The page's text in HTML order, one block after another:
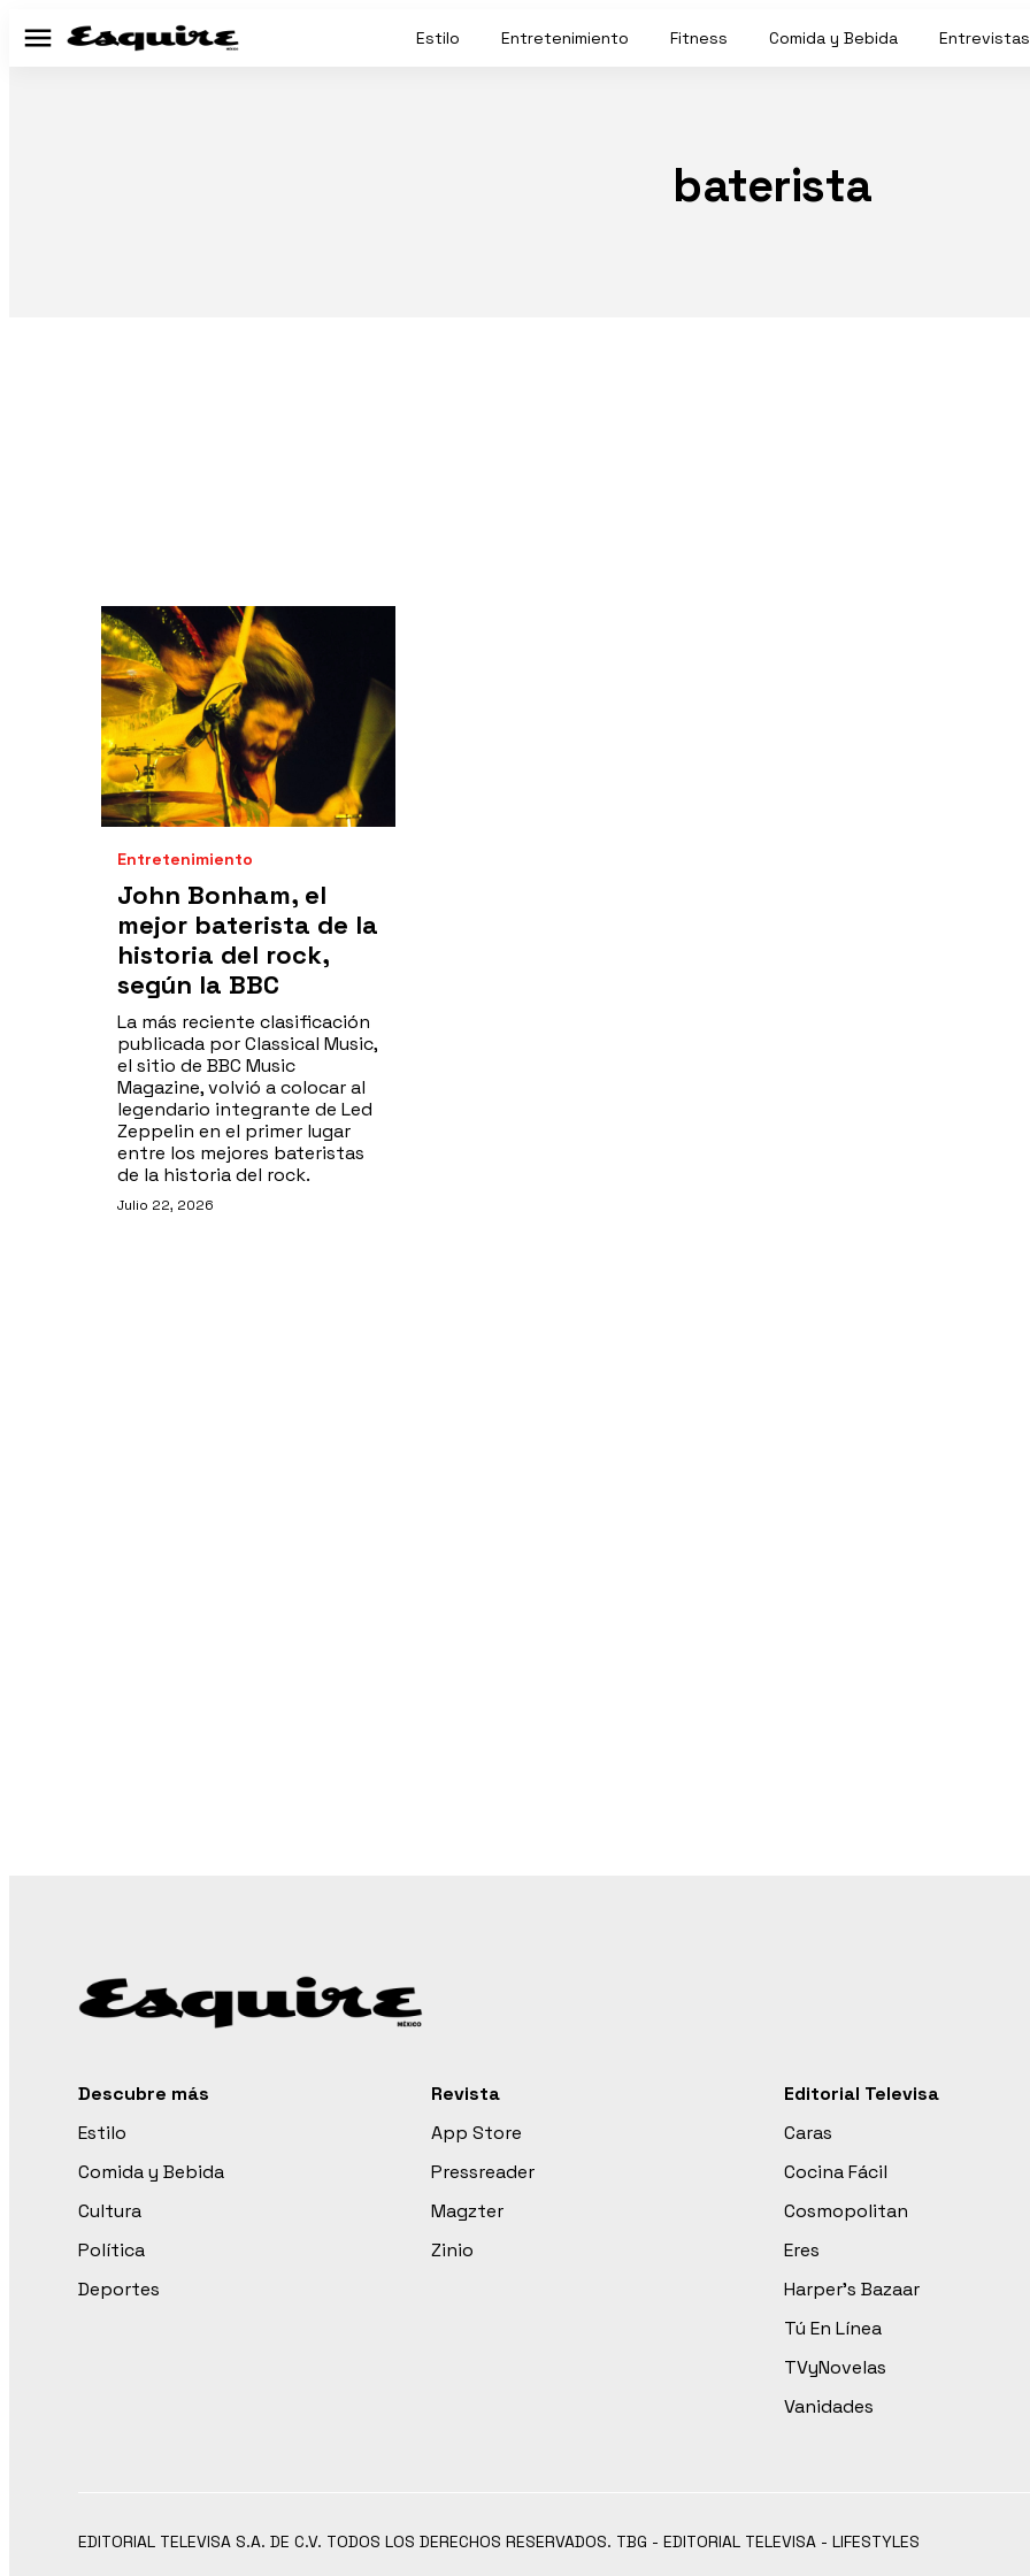
Menú Estilo Entretenimiento Fitness Comida y Bebida Entrevistas
baterista
Entretenimiento
John Bonham, el
mejor baterista de la
historia del rock,
según la BBC
La más reciente clasificación
publicada por Classical Music,
el sitio de BBC Music
Magazine, volvió a colocar al
legendario integrante de Led
Zeppelin en el primer lugar
entre los mejores bateristas
de la historia del rock.
Julio 22, 2026
Descubre más
Estilo
Comida y Bebida
Cultura
Política
Deportes
Revista
App Store
Pressreader
Magzter
Zinio
Editorial Televisa
Caras
Cocina Fácil
Cosmopolitan
Eres
Harper’s Bazaar
Tú En Línea
TVyNovelas
Vanidades
EDITORIAL TELEVISA S.A. DE C.V. TODOS LOS DERECHOS RESERVADOS. TBG - EDITORIAL TELEVISA - LIFESTYLES